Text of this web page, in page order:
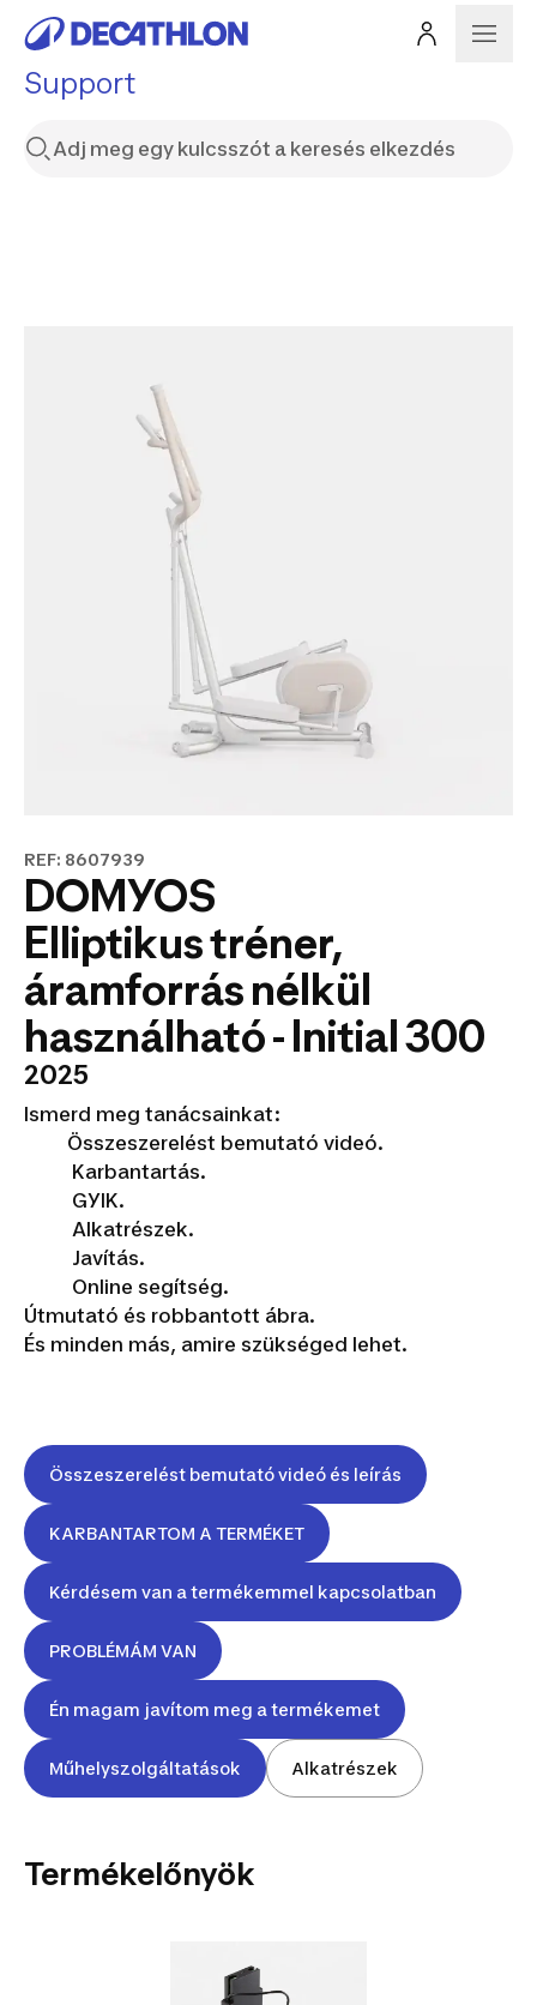
Support
REF: 8607939
DOMYOS
Elliptikus tréner,
áramforrás nélkül
használható - Initial 300
2025
Ismerd meg tanácsainkat:
Összeszerelést bemutató videó.
Karbantartás.
GYIK.
Alkatrészek.
Javítás.
Online segítség.
Útmutató és robbantott ábra.
És minden más, amire szükséged lehet.
Összeszerelést bemutató videó és leírás
KARBANTARTOM A TERMÉKET
Kérdésem van a termékemmel kapcsolatban
PROBLÉMÁM VAN
Én magam javítom meg a termékemet
Műhelyszolgáltatások Alkatrészek
Termékelőnyök